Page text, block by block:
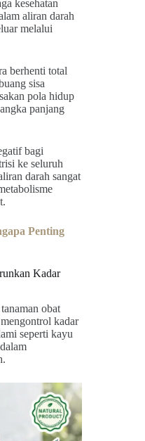
kesehatan
aliran darah
melalui
berhenti total
sisa
pola hidup
panjang
bagi
ke seluruh
darah sangat
Penting
Kadar
obat
kadar
seperti kayu